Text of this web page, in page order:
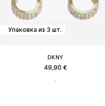
Упаковка из 3 шт.
DKNY
49,90 €